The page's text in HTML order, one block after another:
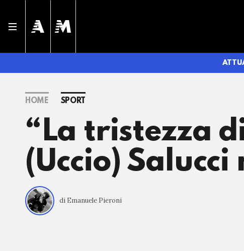
HOME SPORT
“La tristezza
(Uccio)
di Emanuele Pieroni